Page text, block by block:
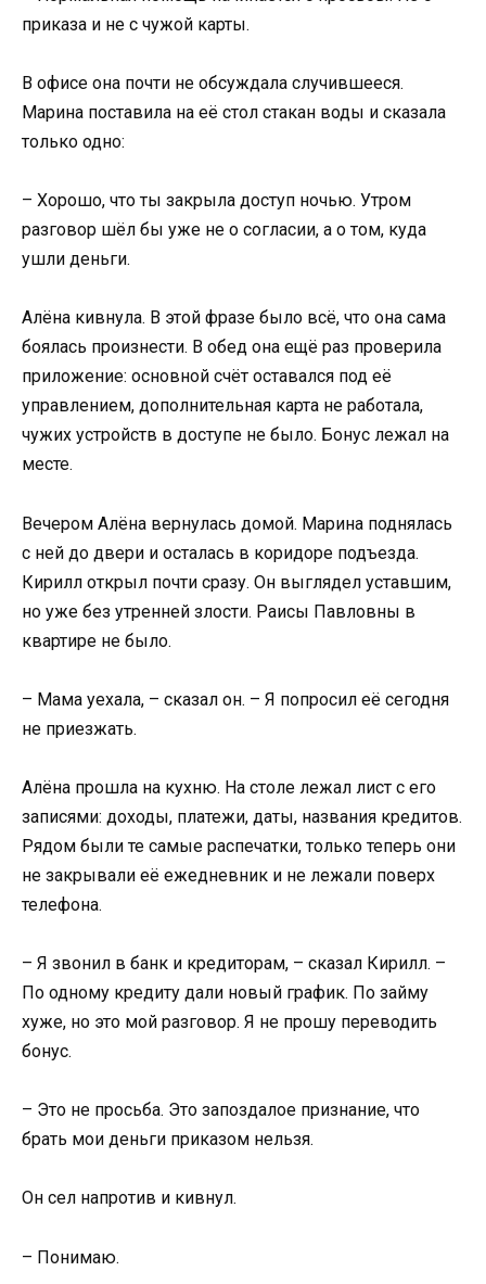
приказа и не с чужой карты.
В офисе она почти не обсуждала случившееся.
Марина поставила на её стол стакан воды и сказала
только одно:
– Хорошо, что ты закрыла доступ ночью. Утром
разговор шёл бы уже не о согласии, а о том, куда
ушли деньги.
Алёна кивнула. В этой фразе было всё, что она сама
боялась произнести. В обед она ещё раз проверила
приложение: основной счёт оставался под её
управлением, дополнительная карта не работала,
чужих устройств в доступе не было. Бонус лежал на
месте.
Вечером Алёна вернулась домой. Марина поднялась
с ней до двери и осталась в коридоре подъезда.
Кирилл открыл почти сразу. Он выглядел уставшим,
но уже без утренней злости. Раисы Павловны в
квартире не было.
– Мама уехала, – сказал он. – Я попросил её сегодня
не приезжать.
Алёна прошла на кухню. На столе лежал лист с его
записями: доходы, платежи, даты, названия кредитов.
Рядом были те самые распечатки, только теперь они
не закрывали её ежедневник и не лежали поверх
телефона.
– Я звонил в банк и кредиторам, – сказал Кирилл. –
По одному кредиту дали новый график. По займу
хуже, но это мой разговор. Я не прошу переводить
бонус.
– Это не просьба. Это запоздалое признание, что
брать мои деньги приказом нельзя.
Он сел напротив и кивнул.
– Понимаю.